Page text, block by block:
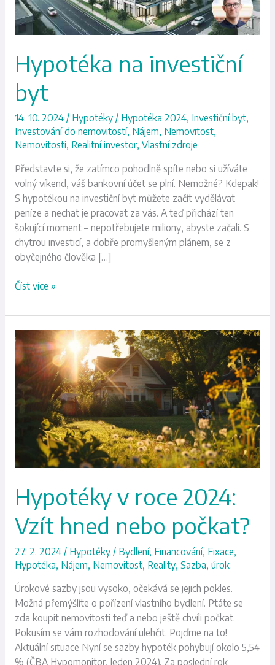
Hypotéka na investiční
byt
14. 10. 2024 / Hypotéky/ Hypotéka 2024, Investiční byt,
Investování do nemovitostí, Nájem, Nemovitost,
Nemovitosti, Realitní investor, Vlastní zdroje
Představte si, že zatímco pohodlně spíte nebo si užíváte
volný víkend, váš bankovní účet se plní. Nemožné? Kdepak!
S hypotékou na investiční byt můžete začít vydělávat
peníze a nechat je pracovat za vás. A teď přichází ten
šokující moment – nepotřebujete miliony, abyste začali. S
chytrou investicí, a dobře promyšleným plánem, se z
obyčejného člověka […]
Číst více »
Hypotéky v roce 2024:
Vzít hned nebo počkat?
27. 2. 2024 / Hypotéky/ Bydlení, Financování, Fixace
Hypotéka Nájem Nemovitost, Reality, Sazba úrok
Úrokové sazby jsou vysoko, očekává se jejich pokles.
Možná přemýšlíte o pořízení vlastního bydlení. Ptáte se
zda koupit nemovitosti teď a nebo ještě chvíli počkat.
Pokusím se vám rozhodování ulehčit. Pojďme na to!
Aktuální situace Nyní se sazby hypoték pohybují okolo 5,54
% (ČBA Hypomonitor, leden 2024). Za poslední rok
Hypotéky
v
roce
2024:
hned
počkat?